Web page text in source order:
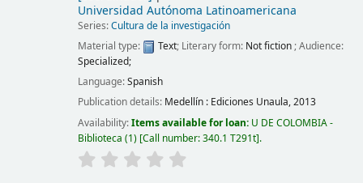
Universidad Autónoma Latinoamericana
Series:Cultura de la investigación
Material type:
Text; Literary form: Not fiction; Audience:
Specialized;
Language:Spanish
Publication details: Medellín : Ediciones Unaula,2013
Availability:Items available for loan: U DE COLOMBIA -
Biblioteca (1) Call number:340.1 T291t .